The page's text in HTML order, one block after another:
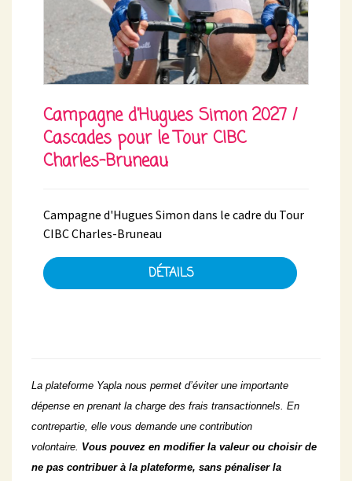
Campagne d'Hugues Simon 2027 /
Cascades pour le Tour CIBC
Charles-Bruneau
Campagne d'Hugues Simon dans le cadre du Tour
CIBC Charles-Bruneau
DÉTAILS
La plateforme Yapla nous permet d’éviter une importante
dépense en prenant la charge des frais transactionnels. En
contrepartie, elle vous demande une contribution
volontaire. Vous pouvez en modifier la valeur ou choisir de
ne pas contribuer à la plateforme, sans pénaliser la